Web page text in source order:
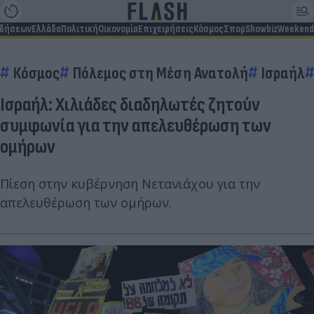
ΕλλάδαΠολιτικήΟικονομίαΕπιχειρήσειςΚόσμοςΣπορShowbizWeekend
Κόσμος Πόλεμος στη Μέση Ανατολή Ισραήλ
Ισραήλ: Χιλιάδες διαδηλωτές ζητούν
συμφωνία για την απελευθέρωση των
ομήρων
Πίεση στην κυβέρνηση Νετανιάχου για την
απελευθέρωση των ομήρων.